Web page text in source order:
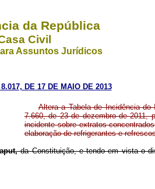
da República
Civil
Assuntos Jurídicos
DE 17 DE MAIO DE 2013
Altera a Tabela de Incidência do
7.660, de 23 de dezembro de 2011,
incidente sobre extratos
elaboração de refrigerantes e
da Constituição, e tendo em vista o